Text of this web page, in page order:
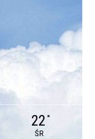
22 °
ŚR